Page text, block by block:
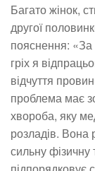
Багато жінок,
другої
пояснення: «За
гріх я
відчуття
проблема має
хвороба, яку
розладів.
сильну фізичну